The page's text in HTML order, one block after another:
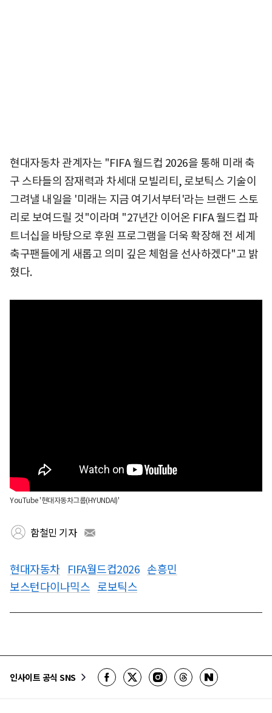
현대자동차 관계자는 "FIFA 월드컵 2026을 통해 미래 축
구 스타들의 잠재력과 차세대 모빌리티, 로보틱스 기술이
그려낼 내일을 '미래는 지금 여기서부터'라는 브랜드 스토
리로 보여드릴 것"이라며 "27년간 이어온 FIFA 월드컵 파
트너십을 바탕으로 후원 프로그램을 더욱 확장해 전 세계
축구팬들에게 새롭고 의미 깊은 체험을 선사하겠다"고 밝
혔다.
YouTube '현대자동차그룹(HYUNDAI)'
함철민 기자
현대자동차 FIFA월드컵2026 손흥민
보스턴다이나믹스 로보틱스
인사이트 공식 SNS